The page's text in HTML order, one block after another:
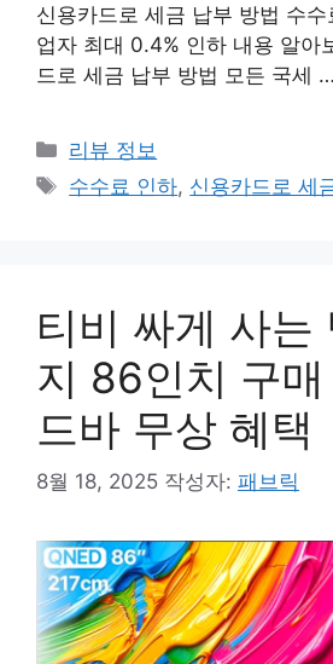
신용카드로 세금 납부 방법 수
업자 최대 0.4% 인하 내용 알아
드로 세금 납부 방법 모든 국세 …
카
테
고
리뷰 정보
태
수수료 인하, 신용카드로 세
티비 싸게 사는
지 86인치 구
드바 무상 혜택
8월 18, 2025 작성자: 패브릭